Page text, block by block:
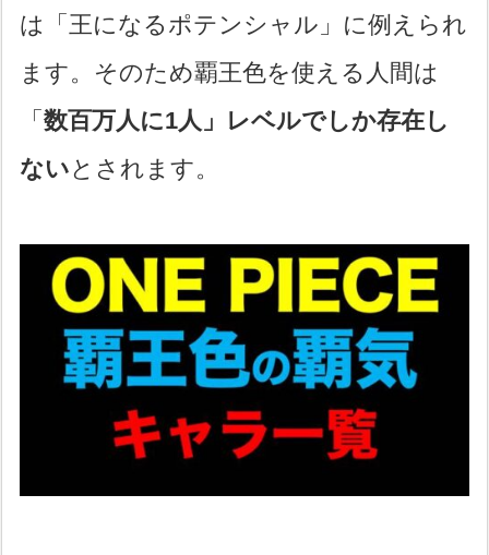
は「王になるポテンシャル」に例えられ
ます。そのため覇王色を使える人間は
「数百万人に1人」レベルでしか存在し
ないとされます。